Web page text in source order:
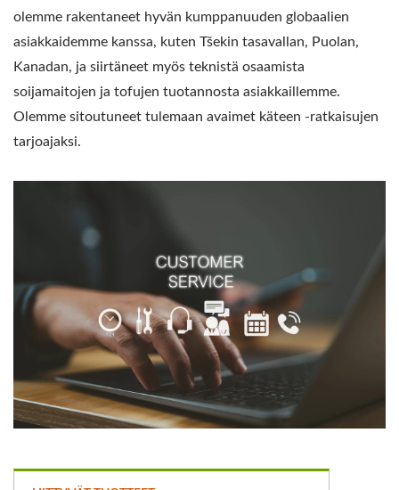
olemme rakentaneet hyvän kumppanuuden globaalien
asiakkaidemme kanssa, kuten Tšekin tasavallan, Puolan,
Kanadan, ja siirtäneet myös teknistä osaamista
soijamaitojen ja tofujen tuotannosta asiakkaillemme.
Olemme sitoutuneet tulemaan avaimet käteen -ratkaisujen
tarjoajaksi.